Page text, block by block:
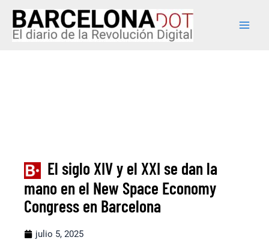
contenido
El siglo XIV y el XXI se dan la
mano en el New Space Economy
Congress en Barcelona
julio 5, 2025